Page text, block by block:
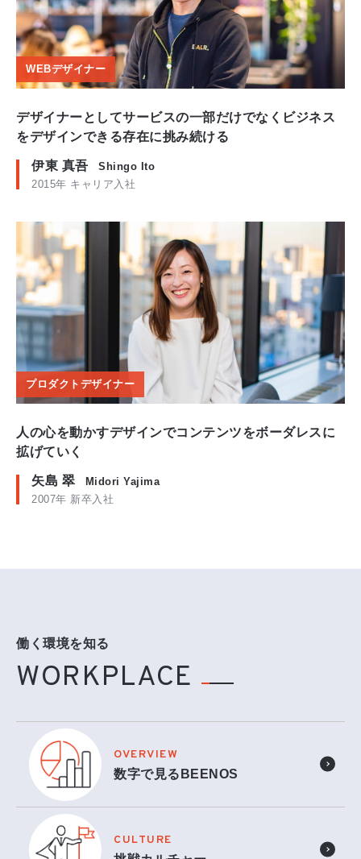
WEBデザイナー
デザイナーとしてサービスの一部だけでなくビジネス
をデザインできる存在に挑み続ける
伊東 真吾
Shingo Ito
2015年 キャリア入社
プロダクトデザイナー
人の心を動かすデザインでコンテンツをボーダレスに
拡げていく
矢島 翠
Midori Yajima
2007年 新卒入社
働く環境を知る
WORKPLACE
OVERVIEW
数字で見るBEENOS
CULTURE